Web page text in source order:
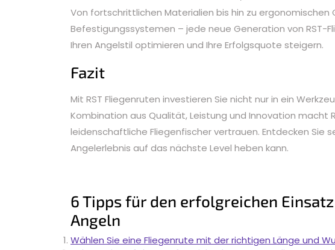
Von fortschrittlichen Materialien bis hin zu ergonomischen
Befestigungssystemen – jede neue Generation von RST-
Ihren Angelstil optimieren und Ihre Erfolgsquote steigern.
Fazit
Mit RST Fliegenruten investieren Sie nicht nur in ein
Kombination aus Qualität, Leistung und Innovation macht
leidenschaftliche Fliegenfischer vertrauen. Entdecken Sie
Angelerlebnis auf das nächste Level heben kann.
6 Tipps für den erfolgreichen
Angeln
Wählen Sie eine Fliegenrute mit der richtigen Länge und